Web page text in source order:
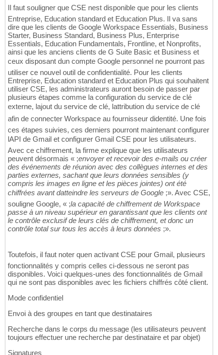
Il faut souligner que CSE nest disponible que pour les clients
Entreprise, Education standard et Education Plus. Il va sans
dire que les clients de Google Workspace Essentials, Business
Starter, Business Standard, Business Plus, Enterprise
Essentials, Education Fundamentals, Frontline, et Nonprofits,
ainsi que les anciens clients de G Suite Basic et Business et
ceux disposant dun compte Google personnel ne pourront pas
utiliser ce nouvel outil de confidentialité. Pour les clients
Entreprise, Education standard et Education Plus qui souhaitent
utiliser CSE, les administrateurs auront besoin de passer par
plusieurs étapes comme la configuration du service de clé
externe, lajout du service de clé, lattribution du service de clé
afin de connecter Workspace au fournisseur didentité. Une fois
ces étapes suivies, ces derniers pourront maintenant configurer
lAPI de Gmail et configurer Gmail CSE pour les utilisateurs.
Avec ce chiffrement, la firme explique que les utilisateurs
peuvent désormais « ;envoyer et recevoir des e-mails ou créer
des événements de réunion avec des collègues internes et des
parties externes, sachant que leurs données sensibles (y
compris les images en ligne et les pièces jointes) ont été
chiffrées avant datteindre les serveurs de Google ;». Avec CSE,
souligne Google, « ;la capacité de chiffrement de Workspace
passe à un niveau supérieur en garantissant que les clients ont
le contrôle exclusif de leurs clés de chiffrement, et donc un
contrôle total sur tous les accès à leurs données ;».
Toutefois, il faut noter quen activant CSE pour Gmail, plusieurs
fonctionnalités y compris celles ci-dessous ne seront pas
disponibles. Voici quelques-unes des fonctionnalités de Gmail
qui ne sont pas disponibles avec les fichiers chiffrés côté client.
Mode confidentiel
Envoi à des groupes en tant que destinataires
Recherche dans le corps du message (les utilisateurs peuvent
toujours effectuer une recherche par destinataire et par objet)
Signatures